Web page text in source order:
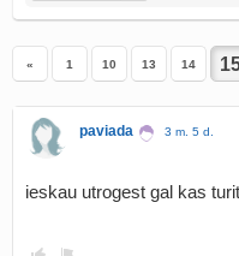
« 1 10 13 14
paviada 3 m. 5 d.
ieskau utrogest gal kas